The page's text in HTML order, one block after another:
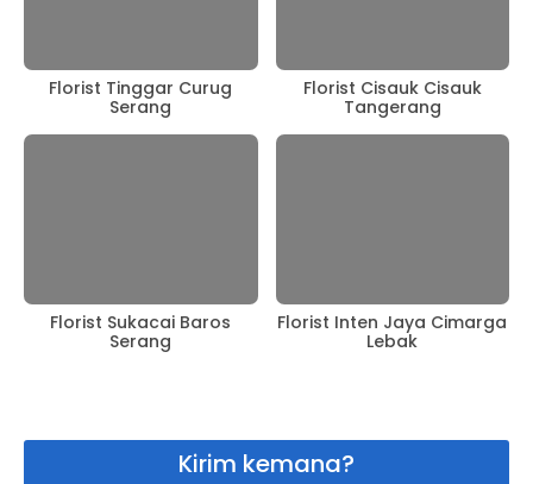
Florist Tinggar Curug
Serang
Florist Cisauk Cisauk
Tangerang
Florist Sukacai Baros
Serang
Florist Inten Jaya Cimarga
Lebak
Kirim kemana?